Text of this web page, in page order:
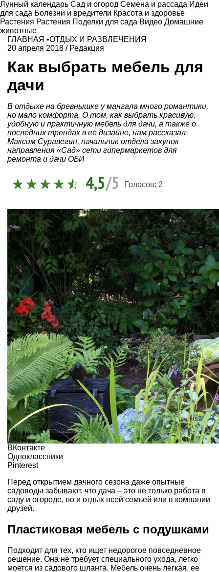
Лунный календарь Сад и огород Семена и рассада Идеи
для сада Болезни и вредители Красота и здоровье
Растения Растения Поделки для сада Видео Домашние
животные
ГЛАВНАЯ •ОТДЫХ И РАЗВЛЕЧЕНИЯ
20 апреля 2018 / Редакция
Как выбрать мебель для
дачи
В отдыхе на бревнышке у мангала много романтики,
но мало комфорта. О том, как выбрать красивую,
удобную и практичную мебель для дачи, а также о
последних трендах в ее дизайне, нам рассказал
Максим Суравегин, начальник отдела закупок
направления «Сад» сети гипермаркетов для
ремонта и дачи ОБИ
4,5/5 Голосов: 2
ВКонтакте
Одноклассники
Pinterest
Перед открытием дачного сезона даже опытные
садоводы забывают, что дача – это не только работа в
саду и огороде, но и отдых всей семьей или в компании
друзей.
Пластиковая мебель с подушками
Подходит для тех, кто ищет недорогое повседневное
решение. Она не требует специального ухода, легко
моется из садового шланга. Мебель очень легкая, ее